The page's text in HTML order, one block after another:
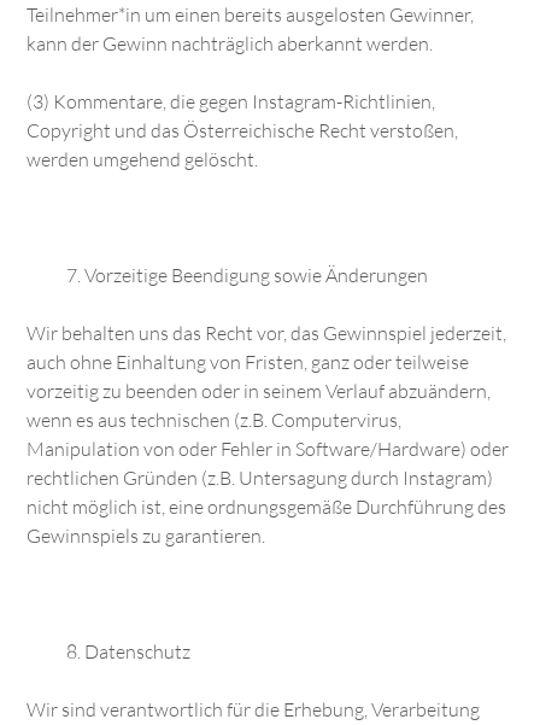
Teilnehmer*in um einen bereits ausgelosten Gewinner,
kann der Gewinn nachträglich aberkannt werden.
(3) Kommentare, die gegen Instagram-Richtlinien,
Copyright und das Österreichische Recht verstoßen,
werden umgehend gelöscht.
Vorzeitige Beendigung sowie Änderungen
Wir behalten uns das Recht vor, das Gewinnspiel jederzeit,
auch ohne Einhaltung von Fristen, ganz oder teilweise
vorzeitig zu beenden oder in seinem Verlauf abzuändern,
wenn es aus technischen (z.B. Computervirus,
Manipulation von oder Fehler in Software/Hardware) oder
rechtlichen Gründen (z.B. Untersagung durch Instagram)
nicht möglich ist, eine ordnungsgemäße Durchführung des
Gewinnspiels zu garantieren.
Datenschutz
Wir sind verantwortlich für die Erhebung, Verarbeitung